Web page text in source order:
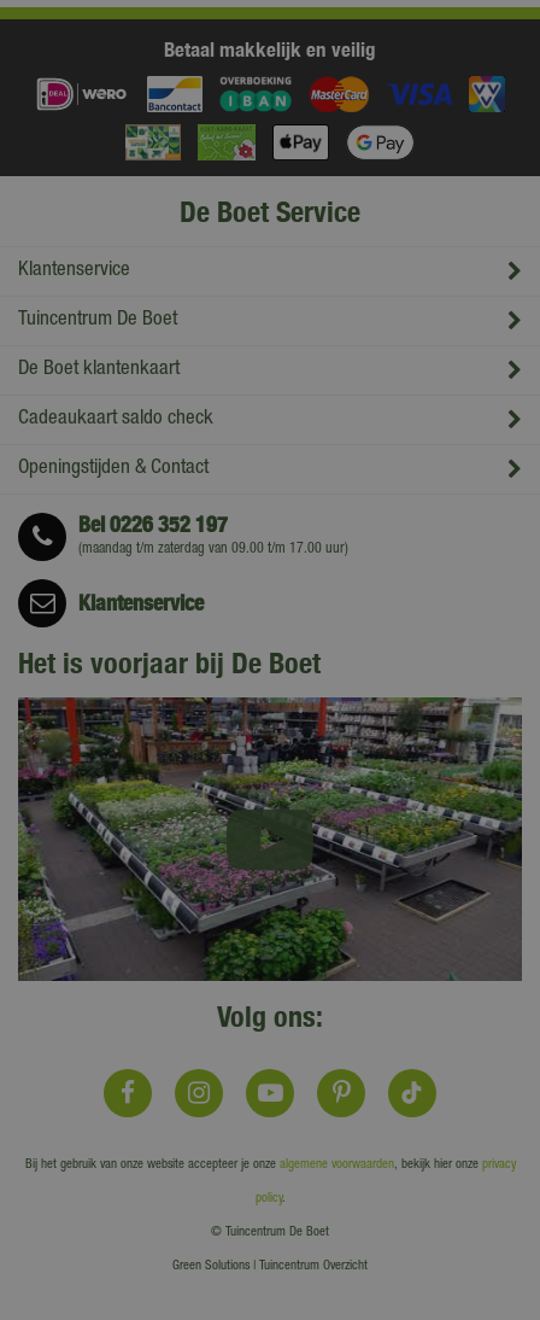
Betaal makkelijk en veilig
De Boet Service
Klantenservice
Tuincentrum De Boet
De Boet klantenkaart
Cadeaukaart saldo check
Openingstijden & Contact
Bel0226 352 197
(maandag t/m zaterdag van 09.00 t/m 17.00 uur)
Klantenservice
Het is voorjaar bij De Boet
Volg ons:
Bij het gebruik van onze website accepteer je onze algemene voorwaarden, bekijk hier onze privacy
policy.
© Tuincentrum De Boet
Green Solutions Tuincentrum Overzicht